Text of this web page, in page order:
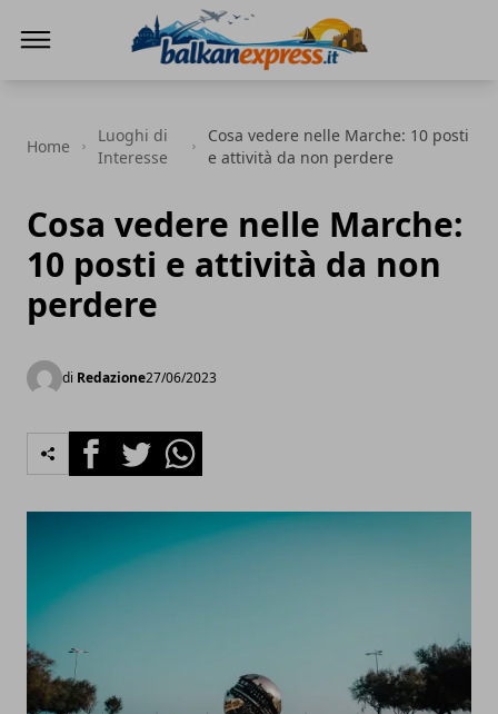
Home
Luoghi di
Interesse
Cosa vedere nelle Marche: 10 posti
e attività da non perdere
Cosa vedere nelle Marche:
10 posti e attività da non
perdere
di Redazione27/06/2023
FacebookTwitterWhatsapp